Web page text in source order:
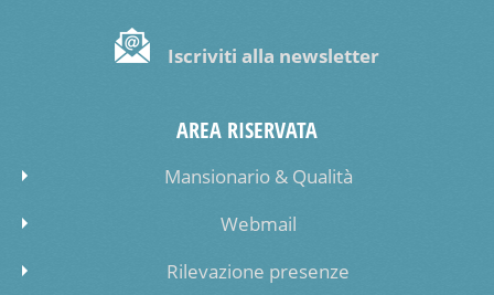
Iscriviti alla newsletter
AREA RISERVATA
Mansionario & Qualità
Webmail
Rilevazione presenze